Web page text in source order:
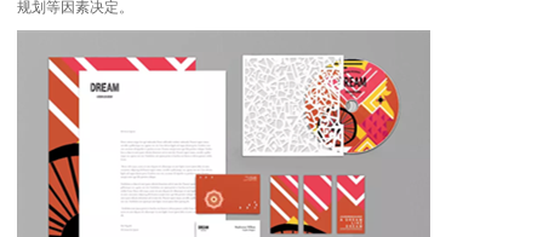
规划等因素决定。